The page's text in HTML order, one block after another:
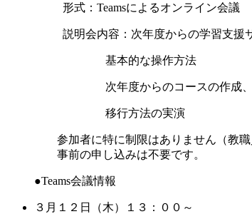
形式：Teamsによるオンライン会議
説明会内容：次年度からの学習支援
基本的な操作方法
次年度からのコースの作成
移行方法の実演
参加者に特に制限はありません（教職
事前の申し込みは不要です。
●Teams会議情報
３月１２日（木）１３：００～